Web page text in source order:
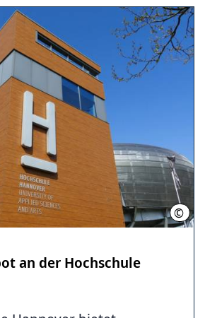
© Ulf
an der Hochschule